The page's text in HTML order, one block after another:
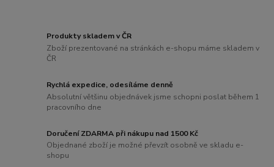
Produkty skladem v ČR
Zboží prezentované na stránkách e-shopu máme skladem v
ČR
Rychlá expedice, odesíláme denně
Absolutní většinu objednávek jsme schopni poslat během 1
pracovního dne
Doručení ZDARMA při nákupu nad 1500 Kč
Objednané zboží je možné převzít osobně ve skladu e-
shopu